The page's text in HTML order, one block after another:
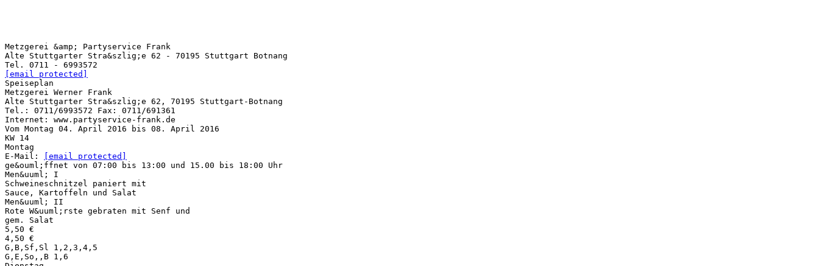
Metzgerei &amp; Partyservice Frank
Alte Stuttgarter Stra&szlig;e 62 - 70195 Stuttgart Botnang
[email protected]
Speiseplan
Metzgerei Werner Frank
Alte Stuttgarter Stra&szlig;e 62, 70195 Stuttgart-Botnang
Tel.: 0711/6993572 Fax: 0711/691361
Internet: www.partyservice-frank.de
Vom Montag 04. April 2016 bis 08. April 2016
KW 14
Montag
E-Mail:
[email protected]
ge&ouml;ffnet von 07:00 bis 13:00 und 15.00 bis 18:00 Uhr
Men&uuml; I
Schweineschnitzel paniert mit
Sauce, Kartoffeln und Salat
Men&uuml; II
Rote W&uuml;rste gebraten mit Senf und
gem. Salat
5,50 €
4,50 €
G,B,Sf,Sl 1,2,3,4,5
G,E,So,,B 1,6